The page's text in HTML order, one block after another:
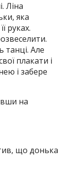
Ліна
яка
руках.
танці. Але
плакати і
і забере
на
що донька